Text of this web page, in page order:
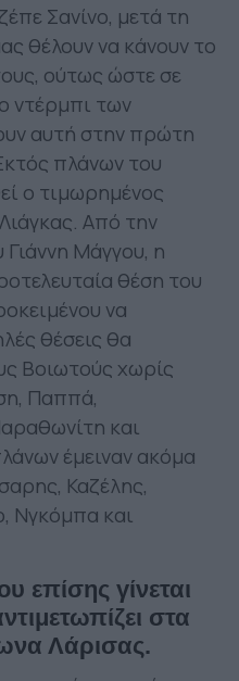
Σανίνο, μετά τη
θέλουν να κάνουν το
ούτως ώστε σε
ντέρμπι των
αυτή στην πρώτη
πλάνων του
ο τιμωρημένος
Από την
Μάγγου, η
θέση του
να
θέσεις θα
Βοιωτούς χωρίς
Παππά,
και
έμειναν ακόμα
Καζέλης,
Νγκόμπα και
επίσης γίνεται
στα
Λάρισας.